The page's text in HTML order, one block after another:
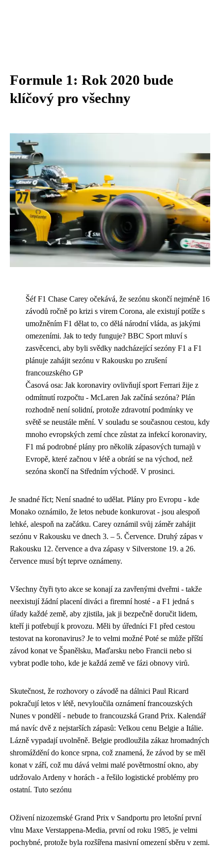
Formule 1: Rok 2020 bude
klíčový pro všechny
Šéf F1 Chase Carey očekává, že sezónu skončí nejméně 16
závodů ročně po krizi s virem Corona, ale existují potíže s
umožněním F1 dělat to, co dělá národní vláda, as jakými
omezeními. Jak to tedy funguje? BBC Sport mluví s
zasvěcenci, aby byli svědky nadcházející sezóny F1 a F1
plánuje zahájit sezónu v Rakousku po zrušení
francouzského GP
Časová osa: Jak koronaviry ovlivňují sport Ferrari žije z
odmítnutí rozpočtu - McLaren Jak začíná sezóna? Plán
rozhodně není solidní, protože zdravotní podmínky ve
světě se neustále mění. V souladu se současnou cestou, kdy
mnoho evropských zemí chce zůstat za infekcí koronaviry,
F1 má podrobné plány pro několik zápasových turnajů v
Evropě, které začnou v létě a obrátí se na východ, než
sezóna skončí na Středním východě. V prosinci.
Je snadné říct; Není snadné to udělat. Plány pro Evropu - kde
Monako oznámilo, že letos nebude konkurovat - jsou alespoň
lehké, alespoň na začátku. Carey oznámil svůj záměr zahájit
sezónu v Rakousku ve dnech 3. – 5. Července. Druhý zápas v
Rakousku 12. července a dva zápasy v Silverstone 19. a 26.
července musí být teprve oznámeny.
Všechny čtyři tyto akce se konají za zavřenými dveřmi - takže
neexistují žádní placení diváci a firemní hosté - a F1 jedná s
úřady každé země, aby zjistila, jak ji bezpečně doručit lidem,
kteří ji potřebují k provozu. Měli by úředníci F1 před cestou
testovat na koronavirus? Je to velmi možné Poté se může příští
závod konat ve Španělsku, Maďarsku nebo Francii nebo si
vybrat podle toho, kde je každá země ve fázi obnovy virů.
Skutečnost, že rozhovory o závodě na dálnici Paul Ricard
pokračují letos v létě, nevyloučila oznámení francouzských
Nunes v pondělí - nebude to francouzská Grand Prix. Kalendář
má navíc dvě z nejstarších zápasů: Velkou cenu Belgie a Itálie.
Lázně vypadají uvolněně. Belgie prodloužila zákaz hromadných
shromáždění do konce srpna, což znamená, že závod by se měl
konat v září, což mu dává velmi malé povětrnostní okno, aby
udržovalo Ardeny v horách - a řešilo logistické problémy pro
ostatní. Tuto sezónu
Oživení nizozemské Grand Prix v Sandportu pro letošní první
vlnu Maxe Verstappena-Media, první od roku 1985, je velmi
pochybné, protože byla rozšířena masivní omezení sběru v zemi.